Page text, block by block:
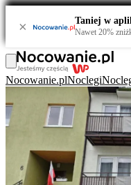
× Taniej w
Nawet 20%
Nocowanie.plNoclegi